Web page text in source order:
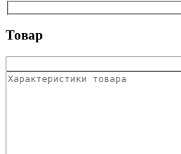
Товар